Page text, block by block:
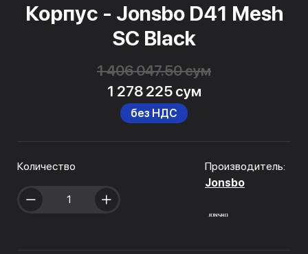
Корпус - Jonsbo D41 Mesh
SC Black
1 406 047.50 сум
1 278 225 сум
без НДС
Количество
Производитель:
Jonsbo